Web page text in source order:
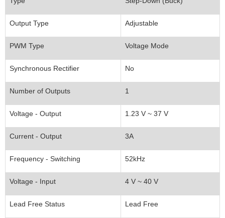
Output Type Adjustable
PWM Type Voltage Mode
Synchronous Rectifier No
Number of Outputs 1
Voltage - Output 1.23 V ~ 37 V
Current - Output 3A
Frequency - Switching 52kHz
Voltage - Input 4 V ~ 40 V
Lead Free Status Lead Free